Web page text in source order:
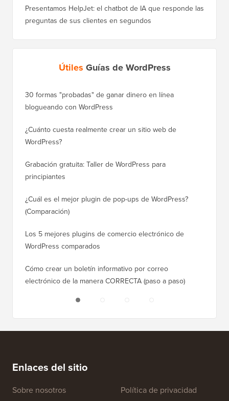
Presentamos HelpJet: el chatbot de IA que responde las
preguntas de sus clientes en segundos
Útiles Guías de WordPress
30 formas "probadas" de ganar dinero en línea
blogueando con WordPress
¿Cuánto cuesta realmente crear un sitio web de
WordPress?
Grabación gratuita: Taller de WordPress para
principiantes
¿Cuál es el mejor plugin de pop-ups de WordPress?
(Comparación)
Los 5 mejores plugins de comercio electrónico de
WordPress comparados
Cómo crear un boletín informativo por correo
electrónico de la manera CORRECTA (paso a paso)
Enlaces del sitio
Sobre nosotros
Política de privacidad